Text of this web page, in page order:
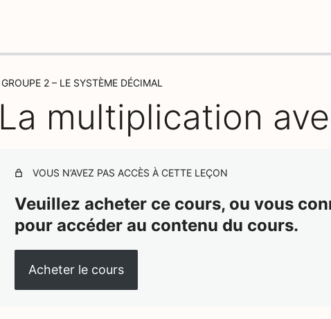
GROUPE 2 – LE SYSTÈME DÉCIMAL
La multiplication
VOUS N’AVEZ PAS ACCÈS À CETTE LEÇON
Veuillez acheter ce cours, ou vous
pour accéder au contenu du cours.
Acheter le cours